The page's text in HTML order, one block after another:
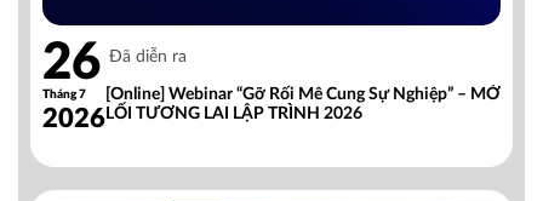
26
Tháng 7
2026
Đã diễn ra
[Online] Webinar “Gỡ Rối Mê Cung Sự Nghiệp” – MỞ
LỐI TƯƠNG LAI LẬP TRÌNH 2026